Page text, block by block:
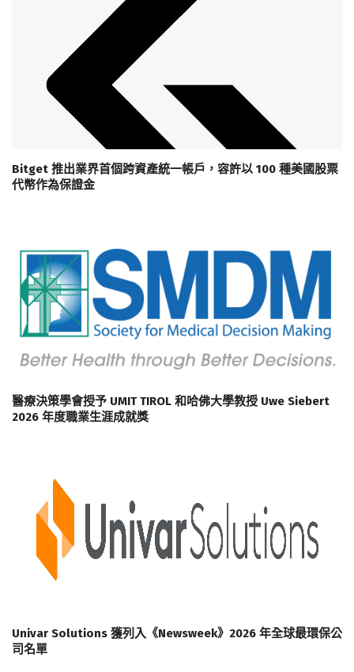
Bitget 推出業界首個跨資產統一帳戶，容許以 100 種美國股票
代幣作為保證金
醫療決策學會授予 UMIT TIROL 和哈佛大學教授 Uwe Siebert
2026 年度職業生涯成就獎
Univar Solutions 獲列入《Newsweek》2026 年全球最環保公
司名單